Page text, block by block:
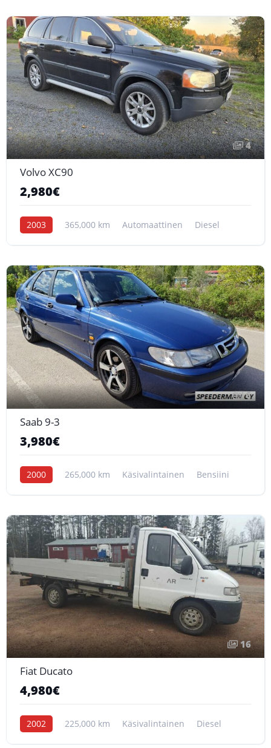
4
Volvo XC90
2,980€
2003 365,000 km Automaattinen Diesel
6
Saab 9-3
3,980€
2000 265,000 km Käsivalintainen Bensiini
16
Fiat Ducato
4,980€
2002 225,000 km Käsivalintainen Diesel